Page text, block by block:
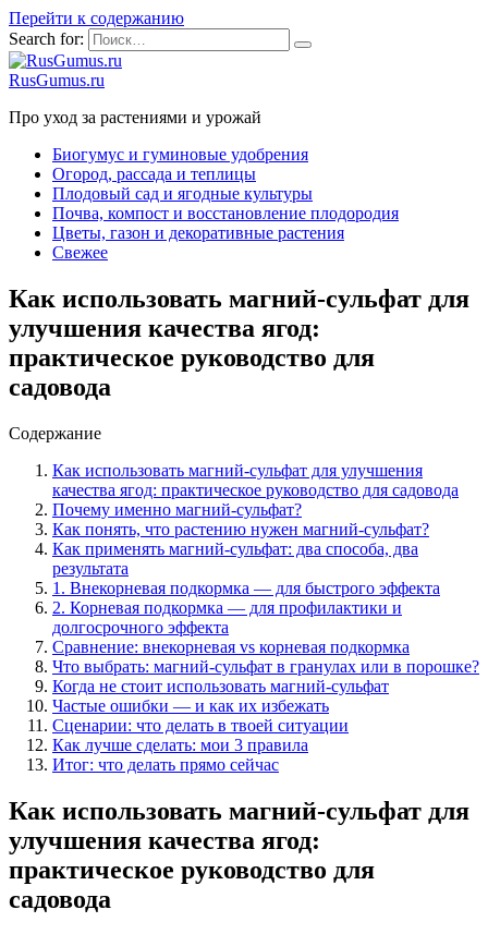
Перейти к содержанию
Search for:
RusGumus.ru
Про уход за растениями и урожай
Биогумус и гуминовые удобрения
Огород, рассада и теплицы
Плодовый сад и ягодные культуры
Почва, компост и восстановление плодородия
Цветы, газон и декоративные растения
Свежее
Как использовать магний-сульфат для
улучшения качества ягод:
практическое руководство для
садовода
Содержание
Как использовать магний-сульфат для улучшения
качества ягод: практическое руководство для садовода
Почему именно магний-сульфат?
Как понять, что растению нужен магний-сульфат?
Как применять магний-сульфат: два способа, два
результата
1. Внекорневая подкормка — для быстрого эффекта
2. Корневая подкормка — для профилактики и
долгосрочного эффекта
Сравнение: внекорневая vs корневая подкормка
Что выбрать: магний-сульфат в гранулах или в порошке?
Когда не стоит использовать магний-сульфат
Частые ошибки — и как их избежать
Сценарии: что делать в твоей ситуации
Как лучше сделать: мои 3 правила
Итог: что делать прямо сейчас
Как использовать магний-сульфат для
улучшения качества ягод:
практическое руководство для
садовода